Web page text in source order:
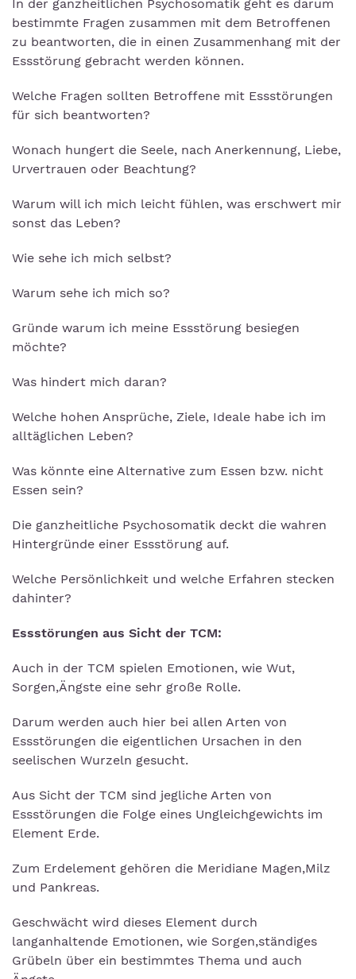
In der ganzheitlichen Psychosomatik geht es darum
bestimmte Fragen zusammen mit dem Betroffenen
zu beantworten, die in einen Zusammenhang mit der
Essstörung gebracht werden können.
Welche Fragen sollten Betroffene mit Essstörungen
für sich beantworten?
Wonach hungert die Seele, nach Anerkennung, Liebe,
Urvertrauen oder Beachtung?
Warum will ich mich leicht fühlen, was erschwert mir
sonst das Leben?
Wie sehe ich mich selbst?
Warum sehe ich mich so?
Gründe warum ich meine Essstörung besiegen
möchte?
Was hindert mich daran?
Welche hohen Ansprüche, Ziele, Ideale habe ich im
alltäglichen Leben?
Was könnte eine Alternative zum Essen bzw. nicht
Essen sein?
Die ganzheitliche Psychosomatik deckt die wahren
Hintergründe einer Essstörung auf.
Welche Persönlichkeit und welche Erfahren stecken
dahinter?
Essstörungen aus Sicht der TCM:
Auch in der TCM spielen Emotionen, wie Wut,
Sorgen,Ängste eine sehr große Rolle.
Darum werden auch hier bei allen Arten von
Essstörungen die eigentlichen Ursachen in den
seelischen Wurzeln gesucht.
Aus Sicht der TCM sind jegliche Arten von
Essstörungen die Folge eines Ungleichgewichts im
Element Erde.
Zum Erdelement gehören die Meridiane Magen,Milz
und Pankreas.
Geschwächt wird dieses Element durch
langanhaltende Emotionen, wie Sorgen,ständiges
Grübeln über ein bestimmtes Thema und auch